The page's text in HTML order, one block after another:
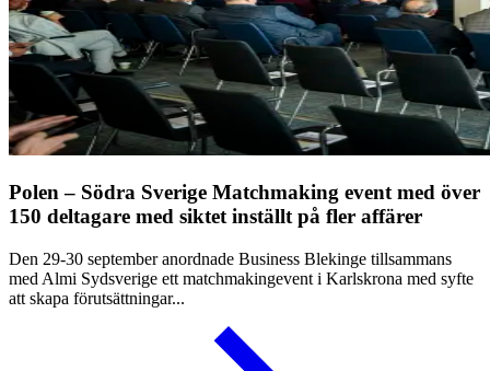
Polen – Södra Sverige Matchmaking event med över
150 deltagare med siktet inställt på fler affärer
Den 29-30 september anordnade Business Blekinge tillsammans
med Almi Sydsverige ett matchmakingevent i Karlskrona med syfte
att skapa förutsättningar...